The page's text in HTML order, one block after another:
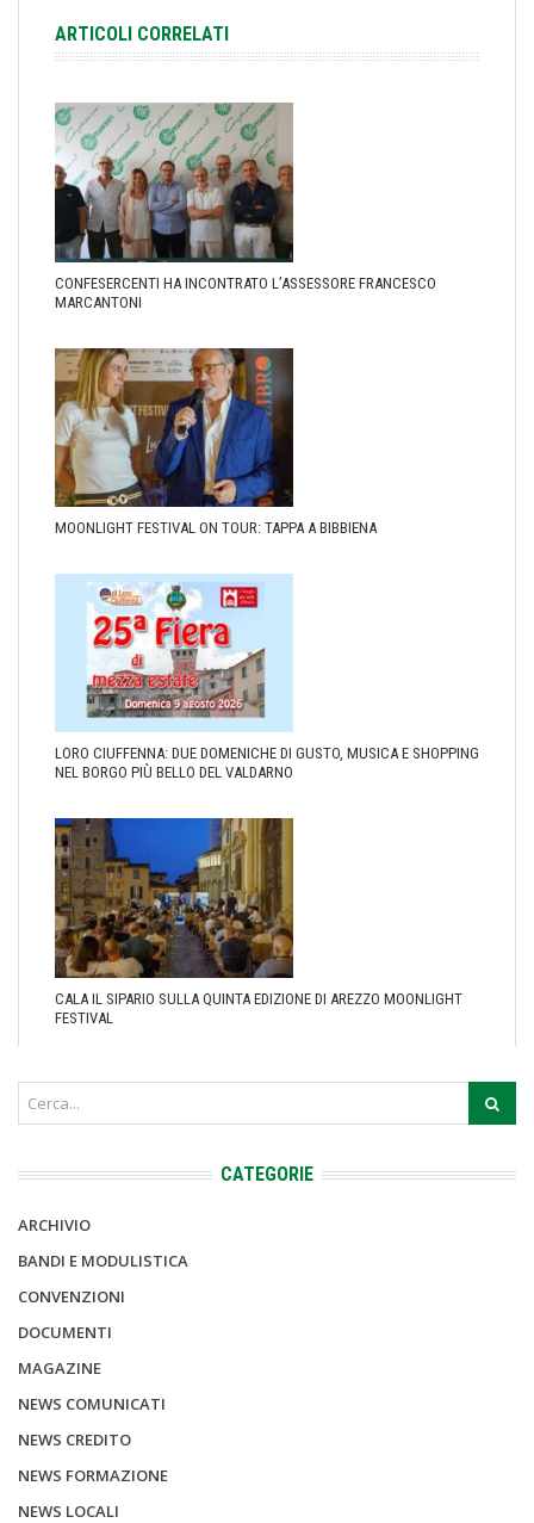
ARTICOLI CORRELATI
CONFESERCENTI HA INCONTRATO L’ASSESSORE FRANCESCO
MARCANTONI
MOONLIGHT FESTIVAL ON TOUR: TAPPA A BIBBIENA
LORO CIUFFENNA: DUE DOMENICHE DI GUSTO, MUSICA E SHOPPING
NEL BORGO PIÙ BELLO DEL VALDARNO
CALA IL SIPARIO SULLA QUINTA EDIZIONE DI AREZZO MOONLIGHT
FESTIVAL
CATEGORIE
ARCHIVIO
BANDI E MODULISTICA
CONVENZIONI
DOCUMENTI
MAGAZINE
NEWS COMUNICATI
NEWS CREDITO
NEWS FORMAZIONE
NEWS LOCALI